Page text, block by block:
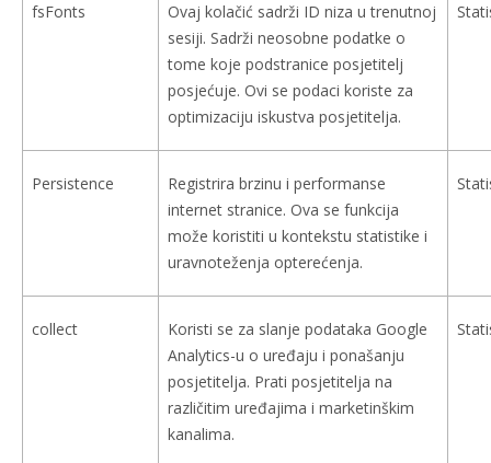
fsFonts
Ovaj kolačić sadrži ID niza u trenutnoj
sesiji. Sadrži neosobne podatke o
tome koje podstranice posjetitelj
posjećuje. Ovi se podaci koriste za
optimizaciju iskustva posjetitelja.
Persistence
Registrira brzinu i performanse
internet stranice. Ova se funkcija
može koristiti u kontekstu statistike i
uravnoteženja opterećenja.
collect
Koristi se za slanje podataka Google
Analytics-u o uređaju i ponašanju
posjetitelja. Prati posjetitelja na
različitim uređajima i marketinškim
kanalima.